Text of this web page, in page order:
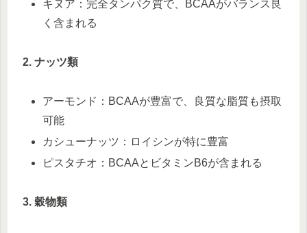
キヌア：完全タンパク質で、BCAAがバランス良
く含まれる
2. ナッツ類
アーモンド：BCAAが豊富で、良質な脂質も摂取
可能
カシューナッツ：ロイシンが特に豊富
ピスタチオ：BCAAとビタミンB6が含まれる
3. 穀物類